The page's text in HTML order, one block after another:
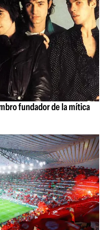
fundador de la mítica